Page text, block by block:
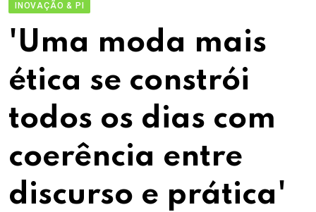
INOVAÇÃO & PI
'Uma moda mais
ética se constrói
todos os dias com
coerência entre
discurso e prática'